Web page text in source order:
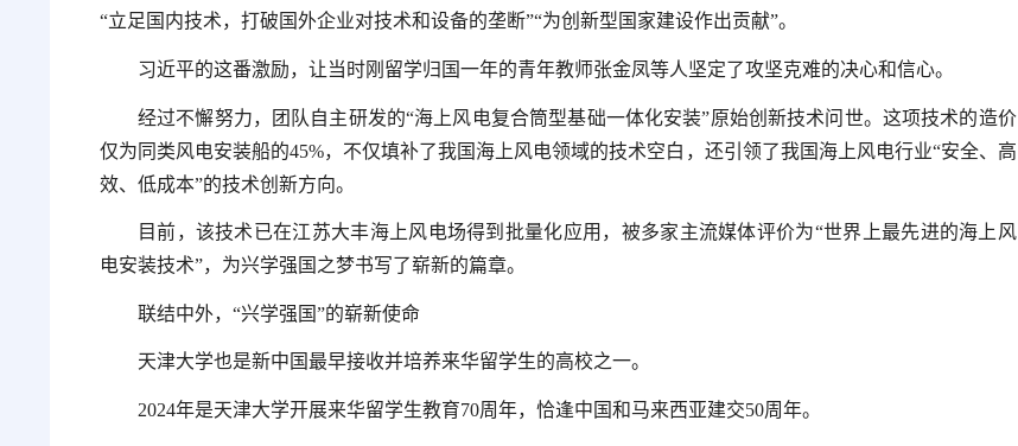
“立足国内技术，打破国外企业对技术和设备的垄断”“为创新型国家建设作出贡献”。
习近平的这番激励，让当时刚留学归国一年的青年教师张金凤等人坚定了攻坚克难的决心和信心。
经过不懈努力，团队自主研发的“海上风电复合筒型基础一体化安装”原始创新技术问世。这项技术的造价
仅为同类风电安装船的45%，不仅填补了我国海上风电领域的技术空白，还引领了我国海上风电行业“安全、高
效、低成本”的技术创新方向。
目前，该技术已在江苏大丰海上风电场得到批量化应用，被多家主流媒体评价为“世界上最先进的海上风
电安装技术”，为兴学强国之梦书写了崭新的篇章。
联结中外，“兴学强国”的崭新使命
天津大学也是新中国最早接收并培养来华留学生的高校之一。
2024年是天津大学开展来华留学生教育70周年，恰逢中国和马来西亚建交50周年。